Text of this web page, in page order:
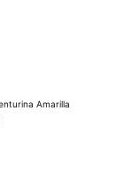
Amarilla